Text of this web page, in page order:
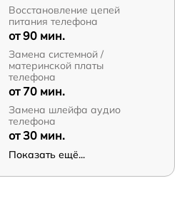
Восстановление цепей
питания телефона
от 90 мин.
Замена системной /
материнской платы
телефона
от 70 мин.
Замена шлейфа аудио
телефона
от 30 мин.
Показать ещё...